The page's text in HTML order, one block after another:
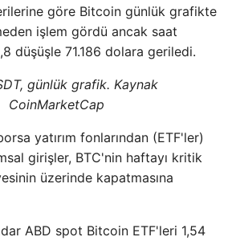
göre Bitcoin günlük grafikte
işlem gördü ancak saat
düşüşle 71.186 dolara geriledi.
günlük grafik. Kaynak
CoinMarketCap
yatırım fonlarından (ETF'ler)
girişler, BTC'nin haftayı kritik
üzerinde kapatmasına
ABD spot Bitcoin ETF'leri 1,54